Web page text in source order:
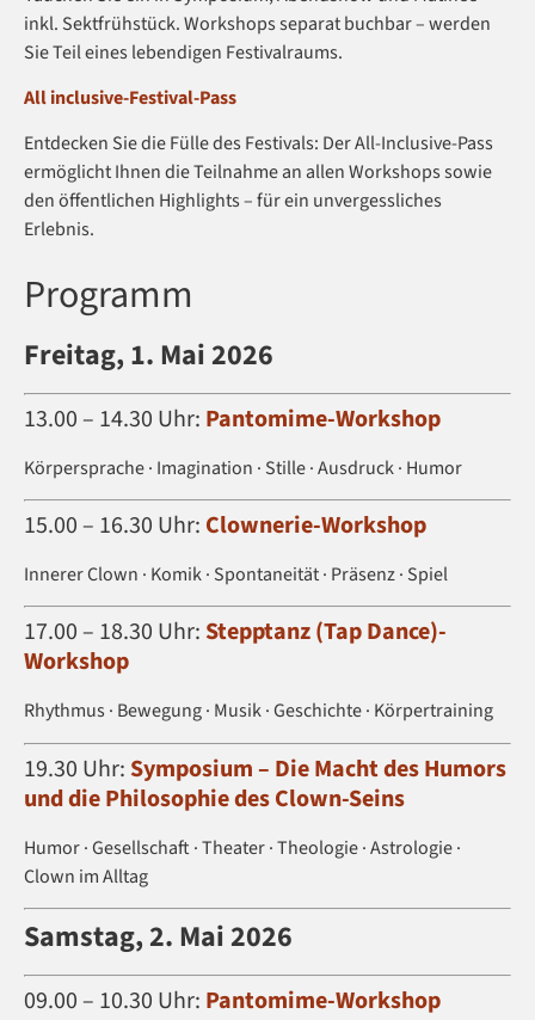
inkl. Sektfrühstück. Workshops separat buchbar – werden
Sie Teil eines lebendigen Festivalraums.
All inclusive-Festival-Pass
Entdecken Sie die Fülle des Festivals: Der All-Inclusive-Pass
ermöglicht Ihnen die Teilnahme an allen Workshops sowie
den öffentlichen Highlights – für ein unvergessliches
Erlebnis.
Programm​
Freitag, 1. Mai 2026
13.00 – 14.30 Uhr: Pantomime-Workshop
Körpersprache · Imagination · Stille · Ausdruck · Humor
15.00 – 16.30 Uhr: Clownerie-Workshop
Innerer Clown · Komik · Spontaneität · Präsenz · Spiel
17.00 – 18.30 Uhr: Stepptanz (Tap Dance)-
Workshop
Rhythmus · Bewegung · Musik · Geschichte · Körpertraining
19.30 Uhr: Symposium – Die Macht des Humors
und die Philosophie des Clown-Seins
Humor · Gesellschaft · Theater · Theologie · Astrologie ·
Clown im Alltag
Samstag, 2. Mai 2026
09.00 – 10.30 Uhr: Pantomime-Workshop